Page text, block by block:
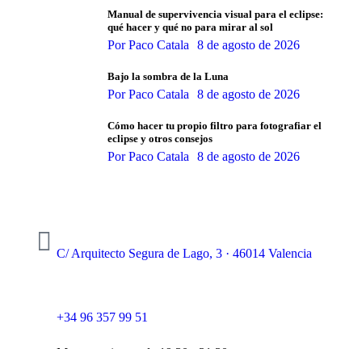
Manual de supervivencia visual para el eclipse:
qué hacer y qué no para mirar al sol
PorPaco Catala 8 de agosto de 2026
Bajo la sombra de la Luna
PorPaco Catala 8 de agosto de 2026
Cómo hacer tu propio filtro para fotografiar el
eclipse y otros consejos
PorPaco Catala 8 de agosto de 2026
C/ Arquitecto Segura de Lago, 3 · 46014 Valencia
+34 96 357 99 51